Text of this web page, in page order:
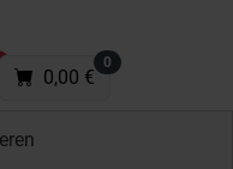
0
0,00 €